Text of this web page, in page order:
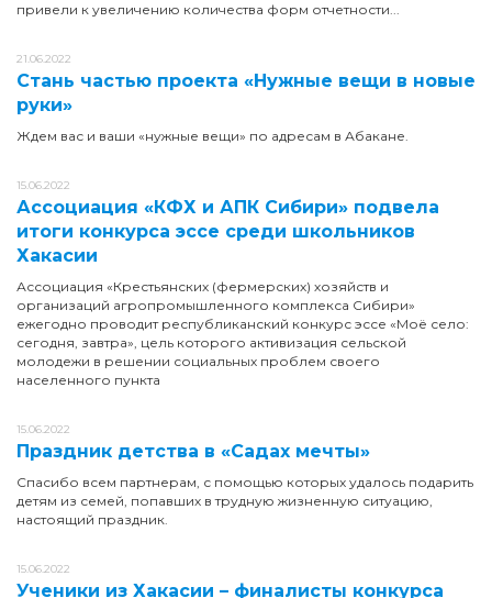
привели к увеличению количества форм отчетности...
21.06.2022
Стань частью проекта «Нужные вещи в новые
руки»
Ждем вас и ваши «нужные вещи» по адресам в Абакане.
15.06.2022
Ассоциация «КФХ и АПК Сибири» подвела
итоги конкурса эссе среди школьников
Хакасии
Ассоциация «Крестьянских (фермерских) хозяйств и
организаций агропромышленного комплекса Сибири»
ежегодно проводит республиканский конкурс эссе «Моё село:
сегодня, завтра», цель которого активизация сельской
молодежи в решении социальных проблем своего
населенного пункта
15.06.2022
Праздник детства в «Садах мечты»
Спасибо всем партнерам, с помощью которых удалось подарить
детям из семей, попавших в трудную жизненную ситуацию,
настоящий праздник.
15.06.2022
Ученики из Хакасии – финалисты конкурса